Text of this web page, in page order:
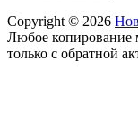
Copyright © 2026
Любое копирование
только с обратной